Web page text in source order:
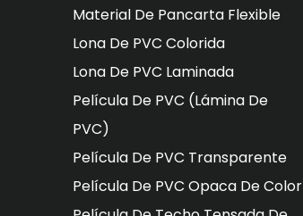
Material De Pancarta Flexible
Lona De PVC Colorida
Lona De PVC Laminada
Película De PVC (lámina De
PVC)
Película De PVC Transparente
Película De PVC Opaca De Color